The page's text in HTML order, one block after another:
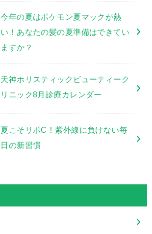
今年の夏はポケモン夏マックが熱
い！あなたの髪の夏準備はできてい
ますか？
天神ホリスティックビューティーク
リニック8月診療カレンダー
夏こそリポC！紫外線に負けない毎
日の新習慣